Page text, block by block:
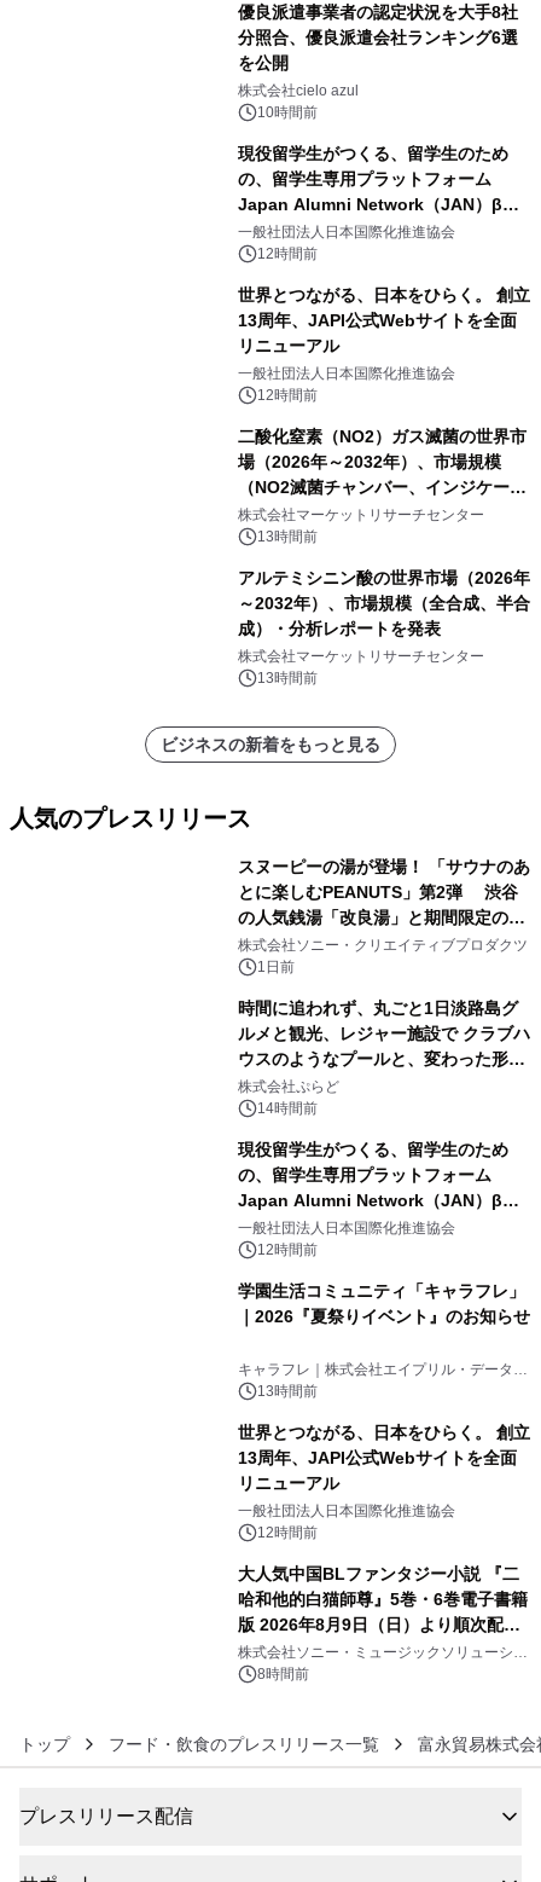
優良派遣事業者の認定状況を大手8社
分照合、優良派遣会社ランキング6選
を公開
株式会社cielo azul
10時間前
現役留学生がつくる、留学生のため
の、留学生専用プラットフォーム
Japan Alumni Network（JAN）β版
をリリース
一般社団法人日本国際化推進協会
12時間前
世界とつながる、日本をひらく。 創立
13周年、JAPI公式Webサイトを全面
リニューアル
一般社団法人日本国際化推進協会
12時間前
二酸化窒素（NO2）ガス滅菌の世界市
場（2026年～2032年）、市場規模
（NO2滅菌チャンバー、インジケータ
ーおよびモニタリングシステム、その
他）・分析レポートを発表
株式会社マーケットリサーチセンター
13時間前
アルテミシニン酸の世界市場（2026年
～2032年）、市場規模（全合成、半合
成）・分析レポートを発表
株式会社マーケットリサーチセンター
13時間前
ビジネスの新着をもっと見る
人気のプレスリリース
スヌーピーの湯が登場！ 「サウナのあ
とに楽しむPEANUTS」第2弾 渋谷
の人気銭湯「改良湯」と期間限定のコ
ラボレーション サウナイキタイコラ
ボグッズも発売決定！
株式会社ソニー・クリエイティブプロダクツ
1日前
時間に追われず、丸ごと1日淡路島グ
ルメと観光、レジャー施設で クラブハ
ウスのようなプールと、変わった形の
サウナも 「THE BOXY AWAJI」のお
得な素泊まり連泊プランで
株式会社ぷらど
14時間前
現役留学生がつくる、留学生のため
の、留学生専用プラットフォーム
Japan Alumni Network（JAN）β版
をリリース
一般社団法人日本国際化推進協会
12時間前
学園生活コミュニティ「キャラフレ」
｜2026『夏祭りイベント』のお知らせ
キャラフレ｜株式会社エイプリル・データ・
デザインズ
13時間前
世界とつながる、日本をひらく。 創立
13周年、JAPI公式Webサイトを全面
リニューアル
一般社団法人日本国際化推進協会
12時間前
大人気中国BLファンタジー小説 『二
哈和他的白猫師尊』5巻・6巻電子書籍
版 2026年8月9日（日）より順次配信
開始
株式会社ソニー・ミュージックソリューショ
ンズ8時間前
トップ フード・飲食のプレスリリース一覧 富永貿易株式会
プレスリリース配信